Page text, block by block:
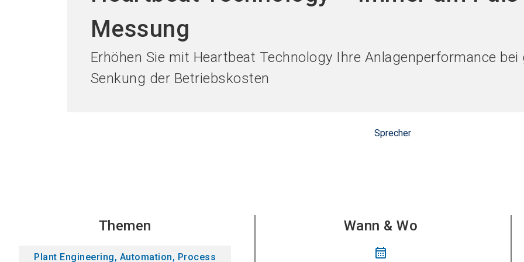
Messung
Erhöhen Sie mit Heartbeat Technology Ihre Anlagenperformance
Senkung der Betriebskosten
Sprecher
Themen
Plant Engineering, Automation, Process
Wann & Wo
calendar_month